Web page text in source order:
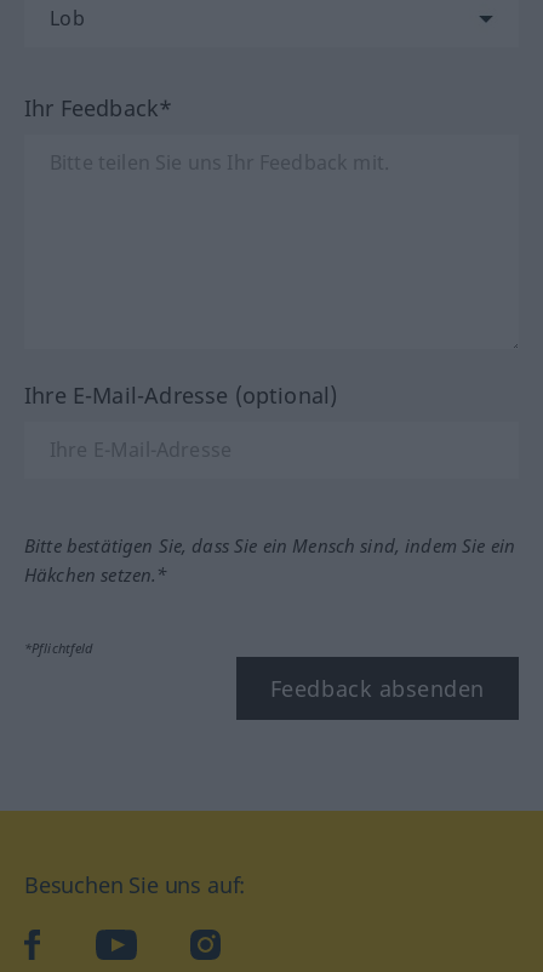
Ihr Feedback*
Ihre E-Mail-Adresse (optional)
Bitte bestätigen Sie, dass Sie ein Mensch sind, indem Sie ein
Häkchen setzen.*
*Pflichtfeld
Feedback absenden
Besuchen Sie uns auf:
facebookYouTube Instagram